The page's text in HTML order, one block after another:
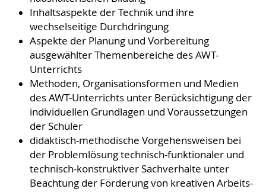
Inhaltsaspekte der Technik und ihre
wechselseitige Durchdringung
Aspekte der Planung und Vorbereitung
ausgewählter Themenbereiche des AWT-
Unterrichts
Methoden, Organisationsformen und Medien
des AWT-Unterrichts unter Berücksichtigung der
individuellen Grundlagen und Voraussetzungen
der Schüler
didaktisch-methodische Vorgehensweisen bei
der Problemlösung technisch-funktionaler und
technisch-konstruktiver Sachverhalte unter
Beachtung der Förderung von kreativen Arbeits-